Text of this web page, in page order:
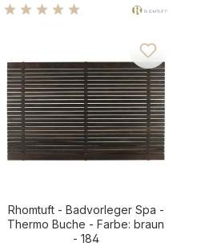
Badematten –
Rhomtuft - Badvorleger Spa -
Thermo Buche - Farbe: braun
- 184